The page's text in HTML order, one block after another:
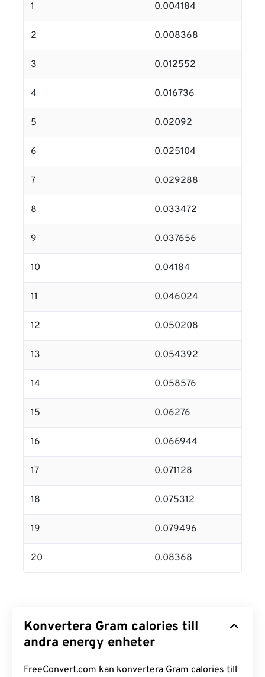
1 0.004184
2 0.008368
3 0.012552
4 0.016736
5 0.02092
6 0.025104
7 0.029288
8 0.033472
9 0.037656
10 0.04184
11 0.046024
12 0.050208
13 0.054392
14 0.058576
15 0.06276
16 0.066944
17 0.071128
18 0.075312
19 0.079496
20 0.08368
Konvertera Gram calories till
andra energy enheter
FreeConvert.com kan konvertera Gram calories till